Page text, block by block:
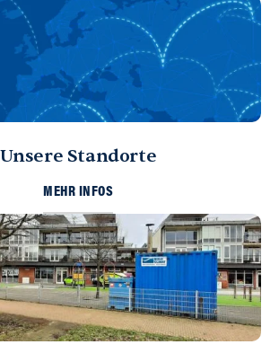
Unsere Standorte
MEHR INFOS